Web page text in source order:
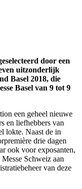
door een
uitzonderlijk
Basel 2018, die
Basel van 9 tot 9
een geheel nieuwe
en liefhebbers van
lokte. Naast de in
drie dagen
ook voor exposanten,
Schweiz aan
van deze